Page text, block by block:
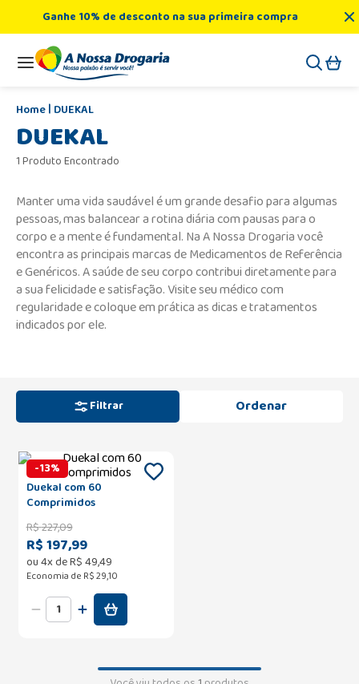
Ganhe 10% de desconto na sua primeira compra
DUEKAL
DUEKAL
1 Produto Encontrado
Manter uma vida saudável é um grande desafio para algumas
pessoas, mas balancear a rotina diária com pausas para o
corpo e a mente é fundamental. Na A Nossa Drogaria você
encontra as principais marcas de Medicamentos de Referência
e Genéricos. A saúde de seu corpo contribui diretamente para
a sua felicidade e satisfação. Visite seu médico com
regularidade e coloque em prática as dicas e tratamentos
indicados por ele.
Filtrar
-13%
Duekal com 60
Comprimidos
R$227,09
R$ 197,99
ou4x deR$49,49
Economia de R$ 29,10